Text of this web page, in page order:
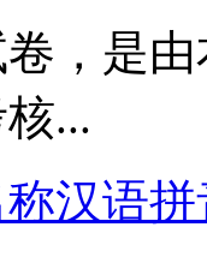
，是
...
汉语